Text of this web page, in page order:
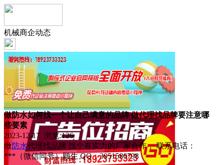
机械商企动态
做防水如何找一个让自己满意的品牌 做代理找品牌要注意哪
些要素
2023-12-17 浏览:126
做防水代理找品牌 找个有实力的厂家合作， 联系电话：
***（微信同号）顾生 QQ：3051586798